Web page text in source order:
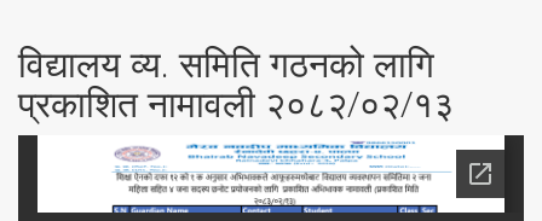
विद्यालय व्य. समिति गठनको लागि
प्रकाशित नामावली २०८२/०२/१३